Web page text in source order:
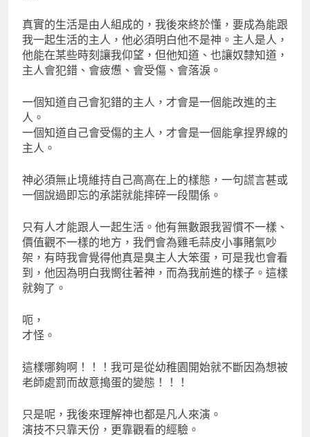
真實的生活是由人組成的，我後來終於懂，要成為能跟
我一起生活的主人，他必須明白他不是神。主人是人，
他能在某些時刻讓我仰望，但他知道、也讓奴隸知道，
主人會犯錯、會疲憊、會受傷、會落淚。
一個知道自己會犯錯的主人，才會是一個能改進的主
人。
一個知道自己會受傷的主人，才會是一個能拿捏界線的
主人。
神必須無止境維持自己高高在上的樣態，一句謊言甚或
一個說過即忘的承諾就能摔碎一段關係。
只有人才能跟人一起生活。他有無數跟我習慣不一樣、
價值觀不一樣的地方，我們會為雞毛蒜皮小事賭氣吵
架，有時我會覺得他真是臭主人大笨蛋，可是我也會看
到，他因為明白我嚮往著神，而為我前進的樣子。這樣
就夠了。
呃，
才怪。
這樣哪夠啊！！！我可是從幼稚園開始就不斷因為想被
老師處罰而故意搗蛋的變態！！！
只是呢，我後來理解神也都是凡人來演。
演技不只靠天份，更靠觀看的經驗。